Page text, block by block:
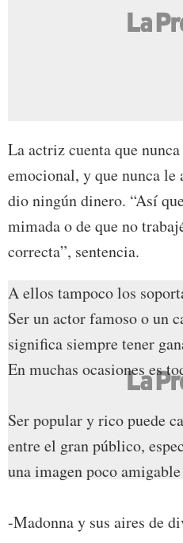
La actriz cuenta que
emocional, y que nunca
dio ningún dinero. “Así
mimada o de que no
correcta”, sentencia.
A ellos tampoco los
Ser un actor famoso o un
significa siempre tener
En muchas ocasiones es
Ser popular y rico puede
entre el gran público,
una imagen poco
-Madonna y sus aires de